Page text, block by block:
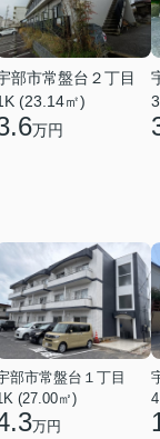
部市常盤台２丁目
(23.14㎡)
万円
部市常盤台１丁目
(27.00㎡)
万円